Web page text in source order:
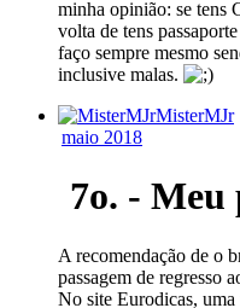
minha opinião: se tens
volta de tens
faço sempre mesmo
inclusive malas.
MisterMJr
maio 2018
7o. - Meu
A recomendação de o
passagem de regresso
No site Eurodicas,